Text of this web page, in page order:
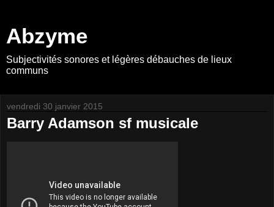
Abzyme
Subjectivités sonores et légères débauches de lieux
communs
vendredi 30 janvier 2015
Barry Adamson sf musicale